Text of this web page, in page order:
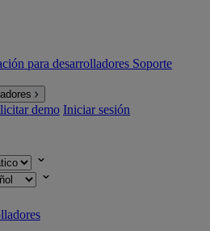
para desarrolladores Soporte
demo Iniciar sesión